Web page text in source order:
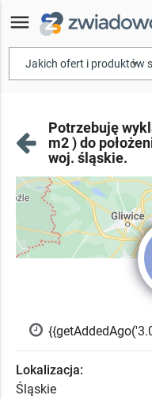
menu
▾
Potrzebuję
m2 ) do
woj. śląskie.
Lokalizacja:
Śląskie